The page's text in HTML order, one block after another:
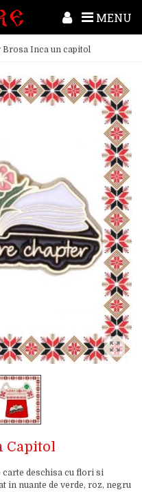
MENU
Inca un capitol
Capitol
deschisa cu flori si
in nuante de verde, roz, negru